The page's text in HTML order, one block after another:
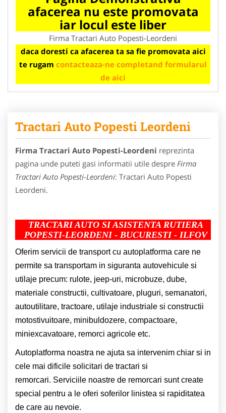
afacerea nu este promovata
iar locul este liber
Firma Tractari Auto Popesti-Leordeni
daca doresti ca afacerea ta sa fie promovata aici
te rugam contacteaza-ne completand formularul
de aici
Tractari Auto Popesti Leordeni
Firma Tractari Auto Popesti-Leordeni reprezinta
pagina unde puteti gasi informatii utile despre Firma
Tractari Auto Popesti-Leordeni: Tractari Auto Popesti
Leordeni.
TRACTARI AUTO SI ASISTENTA RUTIERA
POPESTI-LEORDENI - BUCURESTI - ILFOV
Oferim servicii de transport cu autoplatforma care ne
permite sa transportam in siguranta autovehicule si
utilaje precum: rulote, jeep-uri, microbuze, dube,
materiale constructii, cultivatoare, pluguri, semanatori,
autoutilitare, tractoare, utilaje industriale si constructii
motostivuitoare, minibuldozere, compactoare,
miniexcavatoare, remorci agricole etc.
Autoplatforma noastra ne ajuta sa intervenim chiar si in
cele mai dificile solicitari de tractari si
remorcari. Serviciile noastre de remorcari sunt create
special pentru a le oferi soferilor linistea si rapiditatea
de care au nevoie.